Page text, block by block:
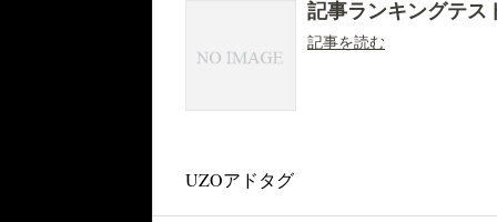
記事ランキングテス
記事を読む
UZOアドタグ